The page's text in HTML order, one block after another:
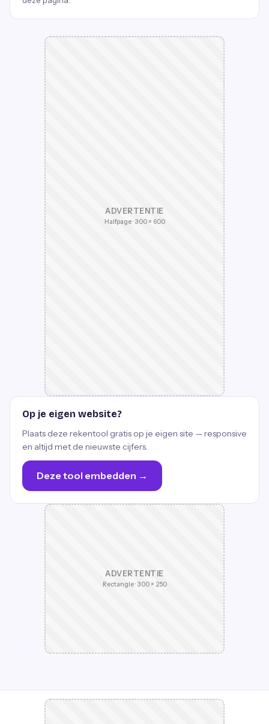
ADVERTENTIE
Halfpage · 300 × 600
Op je eigen website?
Plaats deze rekentool gratis op je eigen site — responsive
en altijd met de nieuwste cijfers.
Deze tool embedden →
ADVERTENTIE
Rectangle · 300 × 250